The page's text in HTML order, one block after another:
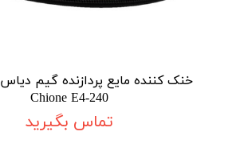
Chione E4-240
تماس بگیرید